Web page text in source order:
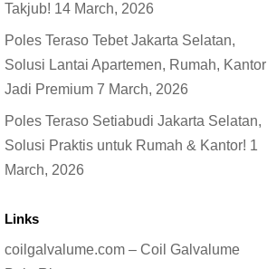
Takjub! 14 March, 2026
Poles Teraso Tebet Jakarta Selatan,
Solusi Lantai Apartemen, Rumah, Kantor
Jadi Premium 7 March, 2026
Poles Teraso Setiabudi Jakarta Selatan,
Solusi Praktis untuk Rumah & Kantor! 1
March, 2026
Links
coilgalvalume.com – Coil Galvalume